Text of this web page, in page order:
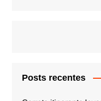
Posts recentes